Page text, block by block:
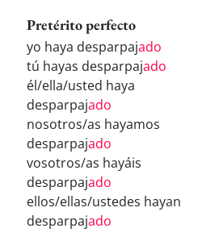
Pretérito perfecto
yo haya desparpajado
tú hayas desparpajado
él/ella/usted haya
desparpajado
nosotros/as hayamos
desparpajado
vosotros/as hayáis
desparpajado
ellos/ellas/ustedes hayan
desparpajado